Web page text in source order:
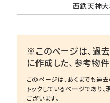
西鉄天神
※このページは、過
に作成した、参考物
このページは、あくまでも過
トックしているページであり
ございます。